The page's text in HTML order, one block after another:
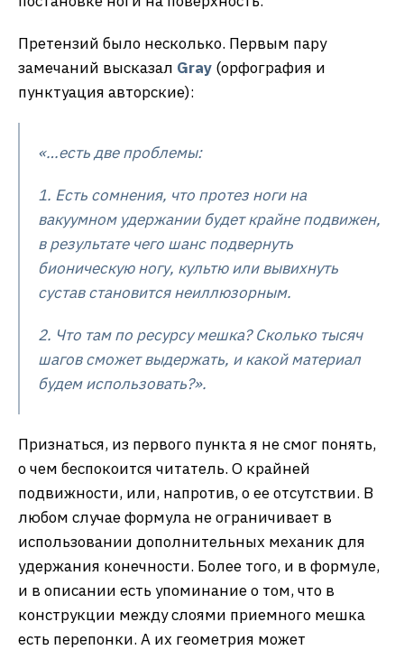
Претензий было несколько. Первым пару
замечаний высказал Gray (орфография и
пунктуация авторские):
«…есть две проблемы:
1. Есть сомнения, что протез ноги на
вакуумном удержании будет крайне подвижен,
в результате чего шанс подвернуть
бионическую ногу, культю или вывихнуть
сустав становится неиллюзорным.
2. Что там по ресурсу мешка? Сколько тысяч
шагов сможет выдержать, и какой материал
будем использовать?».
Признаться, из первого пункта я не смог понять,
о чем беспокоится читатель. О крайней
подвижности, или, напротив, о ее отсутствии. В
любом случае формула не ограничивает в
использовании дополнительных механик для
удержания конечности. Более того, и в формуле,
и в описании есть упоминание о том, что в
конструкции между слоями приемного мешка
есть перепонки. А их геометрия может